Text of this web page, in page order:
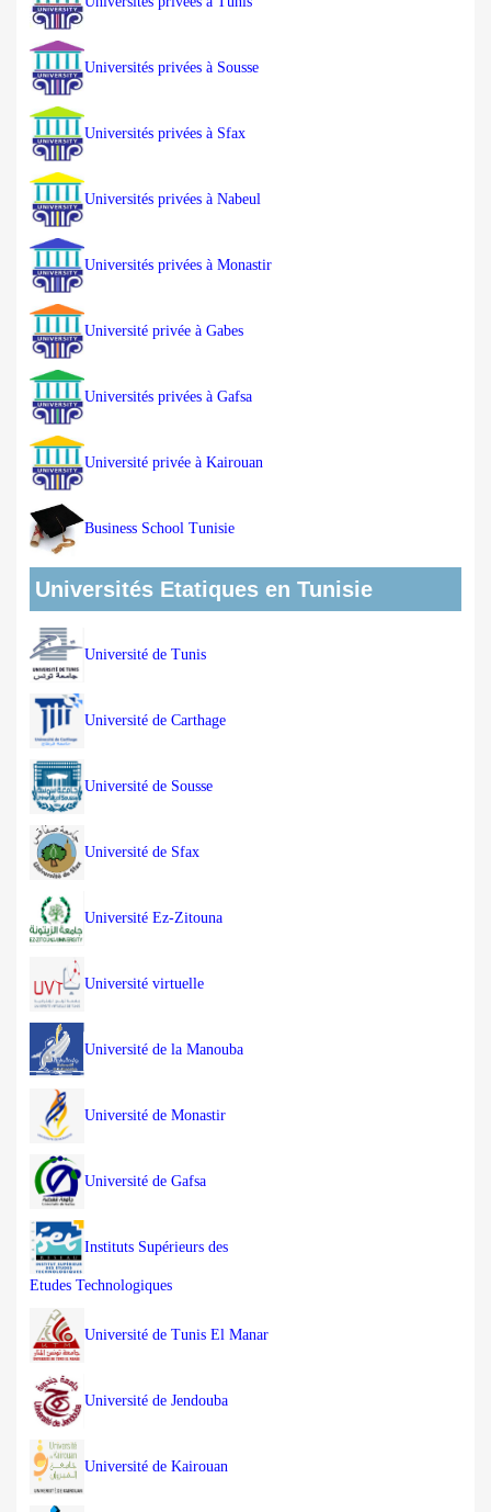
Universités privées à Sousse
Universités privées à Sfax
Universités privées à Nabeul
Universités privées à Monastir
Université privée à Gabes
Universités privées à Gafsa
Université privée à Kairouan
Business School Tunisie
Universités Etatiques en Tunisie
Université de Tunis
Université de Carthage
Université de Sousse
Université de Sfax
Université Ez-Zitouna
Université virtuelle
Université de la Manouba
Université de Monastir
Université de Gafsa
Instituts Supérieurs des
Etudes Technologiques
Université de Tunis El Manar
Université de Jendouba
Université de Kairouan